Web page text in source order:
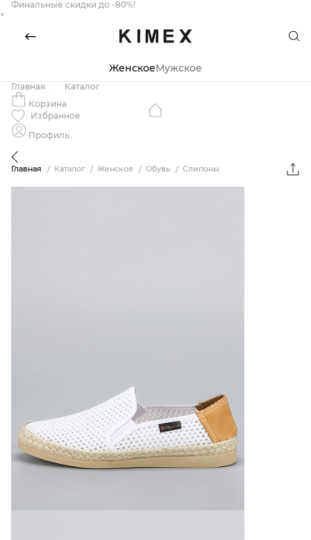
Финальные скидки до -80%!
×
ЖенскоеМужское
Главная
Каталог
Корзина
Избранное
Профиль
Главная Каталог Женское Обувь Слипоны